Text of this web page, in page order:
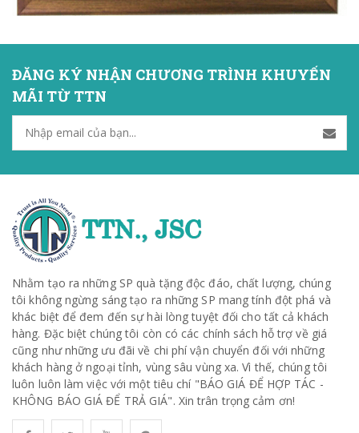
ĐĂNG KÝ NHẬN CHƯƠNG TRÌNH KHUYẾN
MÃI TỪ TTN
Nhằm tạo ra những SP quà tặng độc đáo, chất lượng, chúng
tôi không ngừng sáng tạo ra những SP mang tính đột phá và
khác biệt để đem đến sự hài lòng tuyệt đối cho tất cả khách
hàng. Đặc biệt chúng tôi còn có các chính sách hỗ trợ về giá
cũng như những ưu đãi về chi phí vận chuyển đối với những
khách hàng ở ngoại tỉnh, vùng sâu vùng xa. Vì thế, chúng tôi
luôn luôn làm việc với một tiêu chí "BÁO GIÁ ĐỂ HỢP TÁC -
KHÔNG BÁO GIÁ ĐỂ TRẢ GIÁ". Xin trân trọng cảm ơn!